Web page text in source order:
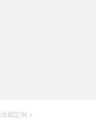
鑑定例 >